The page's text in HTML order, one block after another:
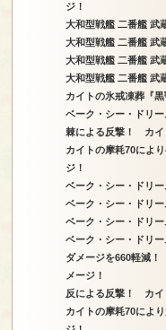
ジ！
大和型戦艦 二番艦 武
大和型戦艦 二番艦 武
大和型戦艦 二番艦 武
大和型戦艦 二番艦 武
カイトの氷戒凍葬『黒
ベーク・シー・ドリー
棘による反撃！ カイ
カイトの摩耗70によ
ジ！
ベーク・シー・ドリ
ベーク・シー・ドリ
ベーク・シー・ドリ
ベーク・シー・ドリ
ダメージを660軽減
メージ！
反による反撃！ カイ
カイトの摩耗70によ